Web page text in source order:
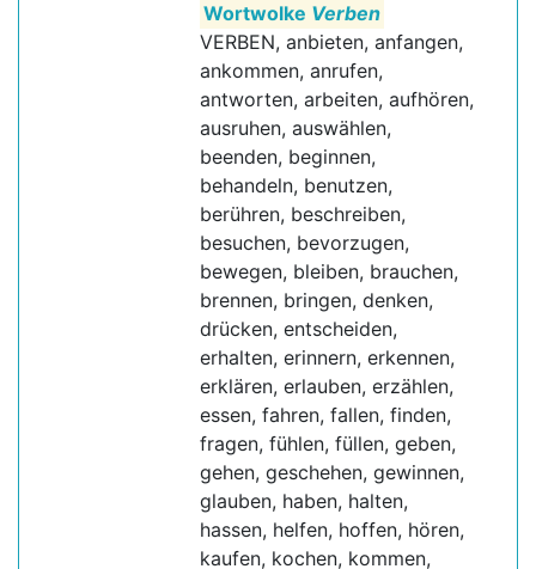
Wortwolke Verben
VERBEN, anbieten, anfangen,
ankommen, anrufen,
antworten, arbeiten, aufhören,
ausruhen, auswählen,
beenden, beginnen,
behandeln, benutzen,
berühren, beschreiben,
besuchen, bevorzugen,
bewegen, bleiben, brauchen,
brennen, bringen, denken,
drücken, entscheiden,
erhalten, erinnern, erkennen,
erklären, erlauben, erzählen,
essen, fahren, fallen, finden,
fragen, fühlen, füllen, geben,
gehen, geschehen, gewinnen,
glauben, haben, halten,
hassen, helfen, hoffen, hören,
kaufen, kochen, kommen,